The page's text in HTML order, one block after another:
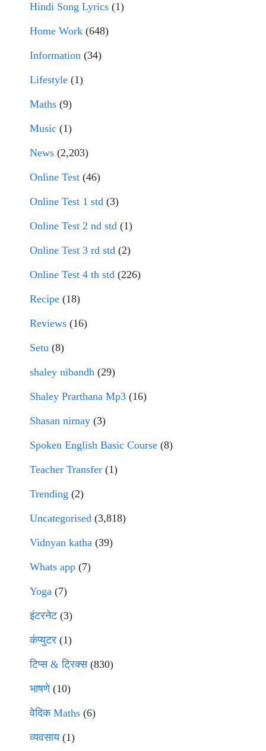
Hindi Song Lyrics (1)
Home Work (648)
Information (34)
Lifestyle (1)
Maths (9)
Music (1)
News (2,203)
Online Test (46)
Online Test 1 std (3)
Online Test 2 nd std (1)
Online Test 3 rd std (2)
Online Test 4 th std (226)
Recipe (18)
Reviews (16)
Setu (8)
shaley nibandh (29)
Shaley Prarthana Mp3 (16)
Shasan nirnay (3)
Spoken English Basic Course (8)
Teacher Transfer (1)
Trending (2)
Uncategorised (3,818)
Vidnyan katha (39)
Whats app (7)
Yoga (7)
इंटरनेट(3)
कंप्युटर (1)
टिप्स & ट्रिक्स(830)
भाषणे(10)
वेदिक Maths (6)
व्यवसाय(1)